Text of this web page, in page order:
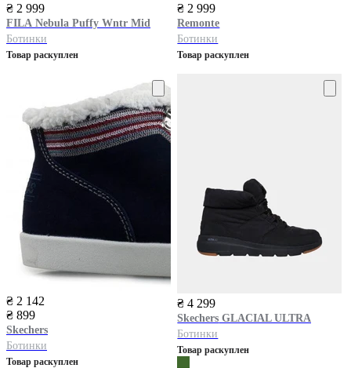
₴ 2 999
FILA Nebula Puffy Wntr Mid
Ботинки
Товар раскуплен
₴ 2 999
Remonte
Ботинки
Товар раскуплен
₴ 2 142
₴ 899
Skechers
Ботинки
Товар раскуплен
₴ 4 299
Skechers GLACIAL ULTRA
Ботинки
Товар раскуплен